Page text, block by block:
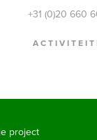
+31 (0)20 660
project